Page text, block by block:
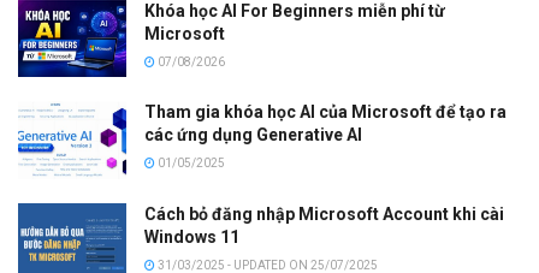
Khóa học AI For Beginners miễn phí từ
Microsoft
07/08/2026
Tham gia khóa học AI của Microsoft để tạo ra
các ứng dụng Generative AI
01/05/2025
Cách bỏ đăng nhập Microsoft Account khi cài
Windows 11
31/03/2025 - UPDATED ON 25/07/2025